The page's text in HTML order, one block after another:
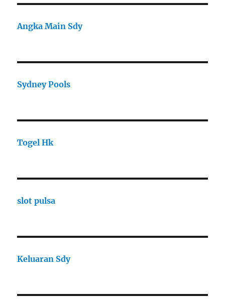
Angka Main Sdy
Sydney Pools
Togel Hk
slot pulsa
Keluaran Sdy